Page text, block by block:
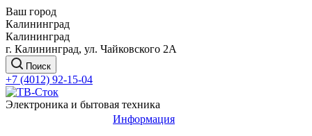
Ваш город
Калининград
Калининград
г. Калининград, ул. Чайковского 2А
Поиск
+7 (4012) 92-15-04
Электроника и бытовая техника
Информация